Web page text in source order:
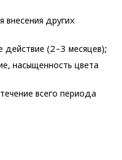
внесения других
действие (2-3 месяцев);
насыщенность цвета
всего периода